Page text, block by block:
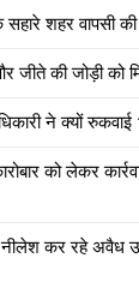
शहर वापसी की
की जोड़ी को
ने क्यों रुकवाई
को लेकर
कर रहे अवैध